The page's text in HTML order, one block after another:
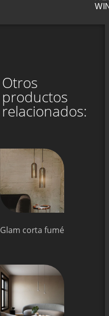
Otros
productos
relacionados:
Glam corta fumé